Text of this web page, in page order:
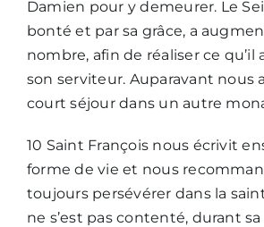
Damien pour y demeurer. Le
bonté et par sa grâce, a
nombre, afin de réaliser ce qu’il
son serviteur. Auparavant nous
court séjour dans un autre
10 Saint François nous écrivit
forme de vie et nous
toujours persévérer dans la
ne s’est pas contenté, durant